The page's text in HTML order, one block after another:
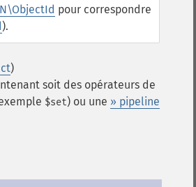
pour correspondre
).
)
soit des opérateurs de
$set) ou une » pipeline